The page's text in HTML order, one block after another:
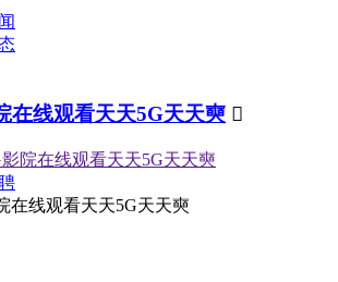
在线观看天天5G天天奭 
院在线观看天天5G天天奭